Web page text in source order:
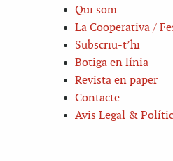
Qui som
La Cooperativa /
Subscriu-t’hi
Botiga en línia
Revista en paper
Contacte
Avis Legal &